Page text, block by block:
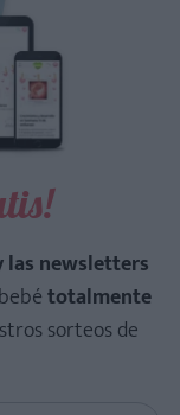
las newsletters
totalmente
sorteos de